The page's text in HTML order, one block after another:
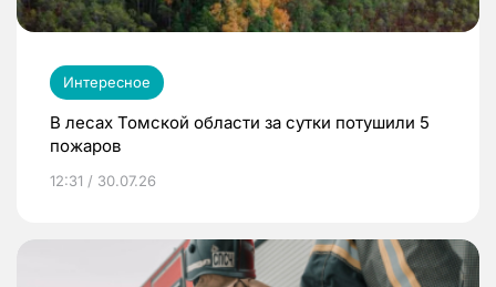
Интересное
В лесах Томской области за сутки потушили 5
пожаров
12:31 / 30.07.26